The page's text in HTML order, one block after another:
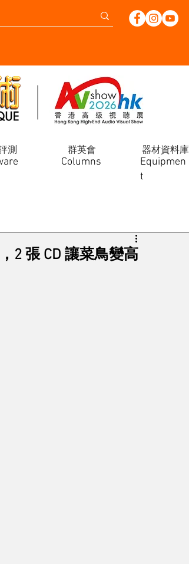
測 群英會 器材資料庫
Equipmen
t
Columns
2 張 CD 讓菜鳥變高